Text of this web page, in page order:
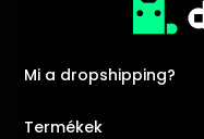
Mi a dropshipping?
Termékek